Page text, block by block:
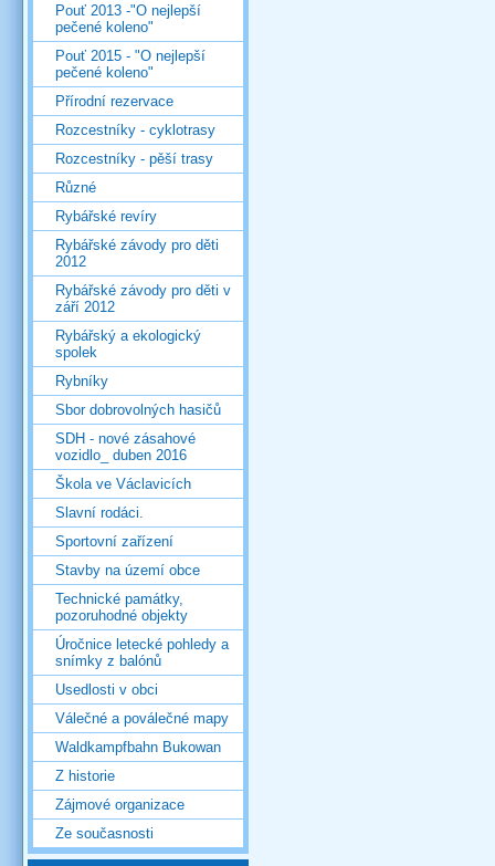
Pouť 2013 -"O nejlepší
pečené koleno"
Pouť 2015 - "O nejlepší
pečené koleno"
Přírodní rezervace
Rozcestníky - cyklotrasy
Rozcestníky - pěší trasy
Různé
Rybářské revíry
Rybářské závody pro děti
2012
Rybářské závody pro děti v
září 2012
Rybářský a ekologický
spolek
Rybníky
Sbor dobrovolných hasičů
SDH - nové zásahové
vozidlo_ duben 2016
Škola ve Václavicích
Slavní rodáci.
Sportovní zařízení
Stavby na území obce
Technické památky,
pozoruhodné objekty
Úročnice letecké pohledy a
snímky z balónů
Usedlosti v obci
Válečné a poválečné mapy
Waldkampfbahn Bukowan
Z historie
Zájmové organizace
Ze současnosti